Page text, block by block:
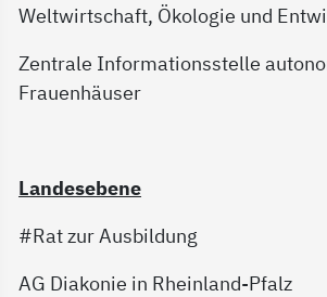
Weltwirtschaft, Ökologie und
Zentrale Informationsstelle
Frauenhäuser
Landesebene
#Rat zur Ausbildung
AG Diakonie in Rheinland-Pfalz